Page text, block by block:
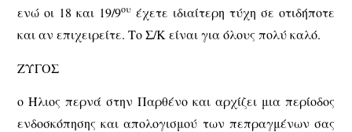
ενώ οι 18 και 19/9ου έχετε ιδιαίτερη τύχη σε οτιδήποτε
και αν επιχειρείτε. Το Σ/Κ είναι για όλους πολύ καλό.
ΖΥΓΟΣ
ο Ήλιος περνά στην Παρθένο και αρχίζει μια περίοδος
ενδοσκόπησης και απολογισμού των πεπραγμένων σας